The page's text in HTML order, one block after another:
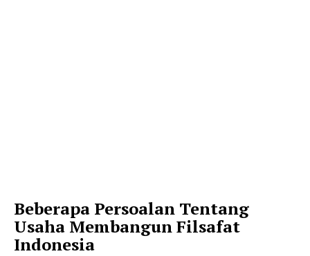
Beberapa Persoalan Tentang
Usaha Membangun Filsafat
Indonesia